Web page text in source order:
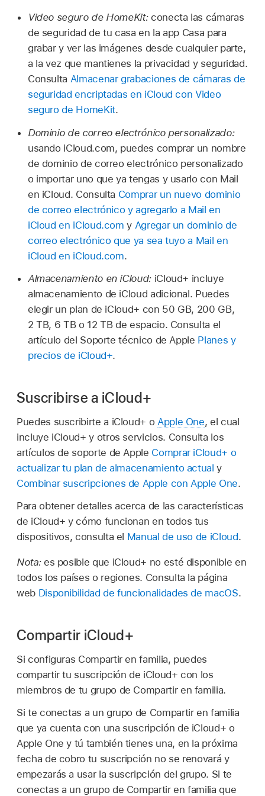
Video seguro de HomeKit:conecta las cámaras
de seguridad de tu casa en la app Casa para
grabar y ver las imágenes desde cualquier parte,
a la vez que mantienes la privacidad y seguridad.
Consulta Almacenar grabaciones de cámaras de
seguridad encriptadas en iCloud con Video
seguro de HomeKit.
Dominio de correo electrónico personalizado:
usando iCloud.com, puedes comprar un nombre
de dominio de correo electrónico personalizado
o importar uno que ya tengas y usarlo con Mail
en iCloud. Consulta Comprar un nuevo dominio
de correo electrónico y agregarlo a Mail en
iCloud en iCloud.com y Agregar un dominio de
correo electrónico que ya sea tuyo a Mail en
iCloud en iCloud.com.
Almacenamiento en iCloud:iCloud+ incluye
almacenamiento de iCloud adicional. Puedes
elegir un plan de iCloud+ con 50 GB, 200 GB,
2 TB, 6 TB o 12 TB de espacio. Consulta el
artículo del Soporte técnico de Apple Planes y
precios de iCloud+.
Suscribirse a iCloud+
Puedes suscribirte a iCloud+ o Apple One, el cual
incluye iCloud+ y otros servicios. Consulta los
artículos de soporte de Apple Comprar iCloud+ o
actualizar tu plan de almacenamiento actual y
Combinar suscripciones de Apple con Apple One.
Para obtener detalles acerca de las características
de iCloud+ y cómo funcionan en todos tus
dispositivos, consulta el Manual de uso de iCloud.
Nota: es posible que iCloud+ no esté disponible en
todos los países o regiones. Consulta la página
web Disponibilidad de funcionalidades de macOS.
Compartir iCloud+
Si configuras Compartir en familia, puedes
compartir tu suscripción de iCloud+ con los
miembros de tu grupo de Compartir en familia.
Si te conectas a un grupo de Compartir en familia
que ya cuenta con una suscripción de iCloud+ o
Apple One y tú también tienes una, en la próxima
fecha de cobro tu suscripción no se renovará y
empezarás a usar la suscripción del grupo. Si te
conectas a un grupo de Compartir en familia que